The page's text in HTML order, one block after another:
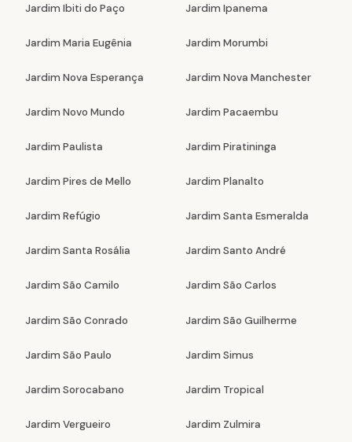
Jardim Ibiti do Paço Jardim Ipanema
Jardim Maria Eugênia Jardim Morumbi
Jardim Nova Esperança Jardim Nova Manchester
Jardim Novo Mundo Jardim Pacaembu
Jardim Paulista Jardim Piratininga
Jardim Pires de Mello Jardim Planalto
Jardim Refúgio Jardim Santa Esmeralda
Jardim Santa Rosália Jardim Santo André
Jardim São Camilo Jardim São Carlos
Jardim São Conrado Jardim São Guilherme
Jardim São Paulo Jardim Simus
Jardim Sorocabano Jardim Tropical
Jardim Vergueiro Jardim Zulmira